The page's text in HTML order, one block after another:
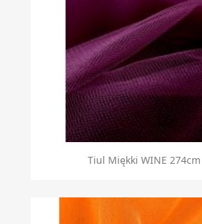
Tiul Miękki WINE